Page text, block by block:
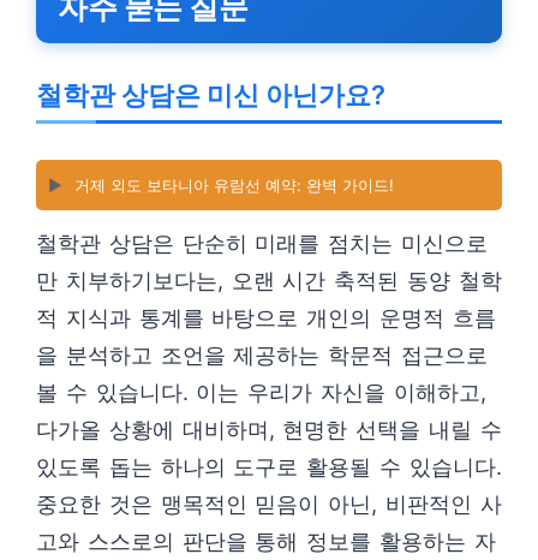
자주 묻는 질문
철학관 상담은 미신 아닌가요?
▶️ 거제 외도 보타니아 유람선 예약: 완벽 가이드!
철학관 상담은 단순히 미래를 점치는 미신으로
만 치부하기보다는, 오랜 시간 축적된 동양 철학
적 지식과 통계를 바탕으로 개인의 운명적 흐름
을 분석하고 조언을 제공하는 학문적 접근으로
볼 수 있습니다. 이는 우리가 자신을 이해하고,
다가올 상황에 대비하며, 현명한 선택을 내릴 수
있도록 돕는 하나의 도구로 활용될 수 있습니다.
중요한 것은 맹목적인 믿음이 아닌, 비판적인 사
고와 스스로의 판단을 통해 정보를 활용하는 자